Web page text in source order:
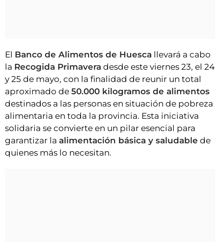
El Banco de Alimentos de Huesca llevará a cabo
la Recogida Primavera desde este viernes 23, el 24
y 25 de mayo, con la finalidad de reunir un total
aproximado de 50.000 kilogramos de alimentos
destinados a las personas en situación de pobreza
alimentaria en toda la provincia. Esta iniciativa
solidaria se convierte en un pilar esencial para
garantizar la alimentación básica y saludable de
quienes más lo necesitan.